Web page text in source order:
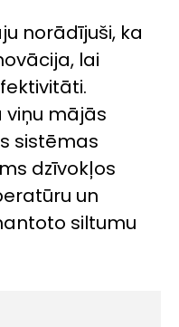
norādījuši, ka
lai
viņu mājās
sistēmas
dzīvokļos
un
siltumu